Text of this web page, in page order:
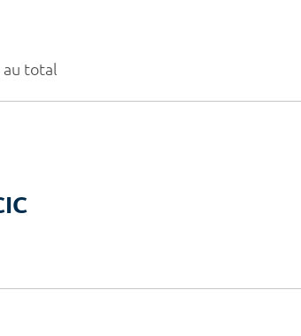
au total